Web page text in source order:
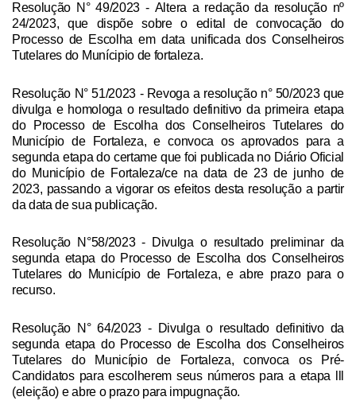
Resolução N° 49/2023 - Altera a redação da resolução nº
24/2023, que dispõe sobre o edital de convocação do
Processo de Escolha em data unificada dos Conselheiros
Tutelares do Munícipio de fortaleza.
Resolução N° 51/2023 - Revoga a resolução n° 50/2023 que
divulga e homologa o resultado definitivo da primeira etapa
do Processo de Escolha dos Conselheiros Tutelares do
Município de Fortaleza, e convoca os aprovados para a
segunda etapa do certame que foi publicada no Diário Oficial
do Município de Fortaleza/ce na data de 23 de junho de
2023, passando a vigorar os efeitos desta resolução a partir
da data de sua publicação.
Resolução N°58/2023- Divulga o resultado preliminar da
segunda etapa do Processo de Escolha dos Conselheiros
Tutelares do Município de Fortaleza, e abre prazo para o
recurso.
Resolução N° 64/2023 - Divulga o resultado definitivo da
segunda etapa do Processo de Escolha dos Conselheiros
Tutelares do Município de Fortaleza, convoca os Pré-
Candidatos para escolherem seus números para a etapa lll
(eleição) e abre o prazo para impugnação.